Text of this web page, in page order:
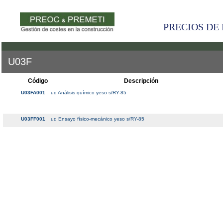
PRECIOS
U03F
Código Descripción
U03FA001 ud Análisis químico yeso s/RY-85
U03FF001 ud Ensayo físico-mecánico yeso s/RY-85